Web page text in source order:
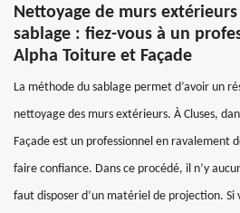
Nettoyage de murs
sablage : fiez-vous à un
Alpha Toiture et Façade
La méthode du sablage permet d’avoir un
nettoyage des murs extérieurs. À Cluses,
Façade est un professionnel en ravalement
faire confiance. Dans ce procédé, il n’y
faut disposer d’un matériel de projection. Si